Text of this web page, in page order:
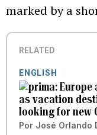
marked by a
RELATED
ENGLISH
Europe
as vacation
looking for new
Por José Orlando